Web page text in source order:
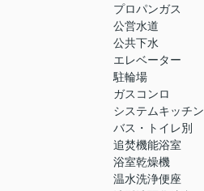
プロパンガス
公営水道
公共下水
エレベーター
駐輪場
ガスコンロ
システムキッチン
バス・トイレ別
追焚機能浴室
浴室乾燥機
温水洗浄便座